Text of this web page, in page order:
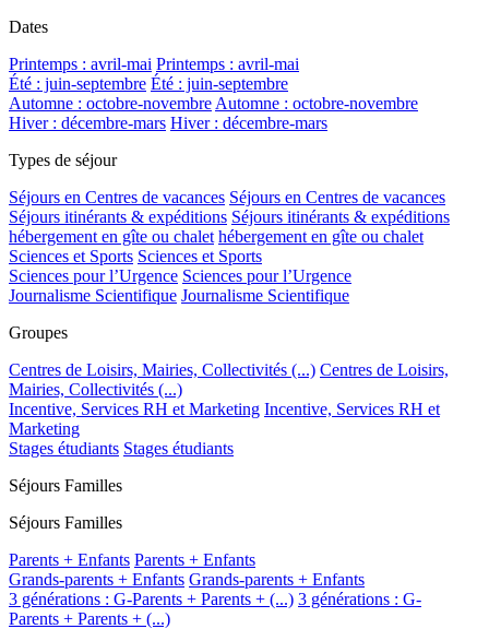
Dates
Printemps : avril-mai Printemps : avril-mai
Été : juin-septembre Été : juin-septembre
Automne : octobre-novembre Automne : octobre-novembre
Hiver : décembre-mars Hiver : décembre-mars
Types de séjour
Séjours en Centres de vacances Séjours en Centres de vacances
Séjours itinérants & expéditions Séjours itinérants & expéditions
hébergement en gîte ou chalet hébergement en gîte ou chalet
Sciences et Sports Sciences et Sports
Sciences pour l’Urgence Sciences pour l’Urgence
Journalisme Scientifique Journalisme Scientifique
Groupes
Centres de Loisirs, Mairies, Collectivités (...) Centres de Loisirs,
Mairies, Collectivités (...)
Incentive, Services RH et Marketing Incentive, Services RH et
Marketing
Stages étudiants Stages étudiants
Séjours Familles
Séjours Familles
Parents + Enfants Parents + Enfants
Grands-parents + Enfants Grands-parents + Enfants
3 générations : G-Parents + Parents + (...) 3 générations : G-
Parents + Parents + (...)